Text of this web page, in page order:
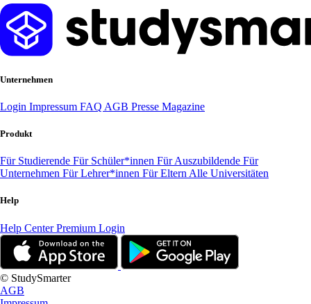
Unternehmen
Login Impressum FAQ AGB Presse Magazine
Produkt
Für Studierende Für Schüler*innen Für Auszubildende Für
Unternehmen Für Lehrer*innen Für Eltern Alle Universitäten
Help
Help CenterPremium Login
© StudySmarter
AGB